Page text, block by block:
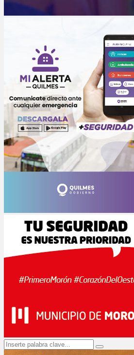
Search
for:
Search